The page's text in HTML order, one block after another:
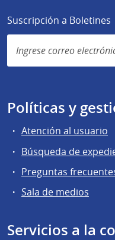
Suscripción a Boletines
Simplenews
subscription
Políticas y
Atención al usuario
Búsqueda de
Preguntas
Sala de medios
Servicios a la